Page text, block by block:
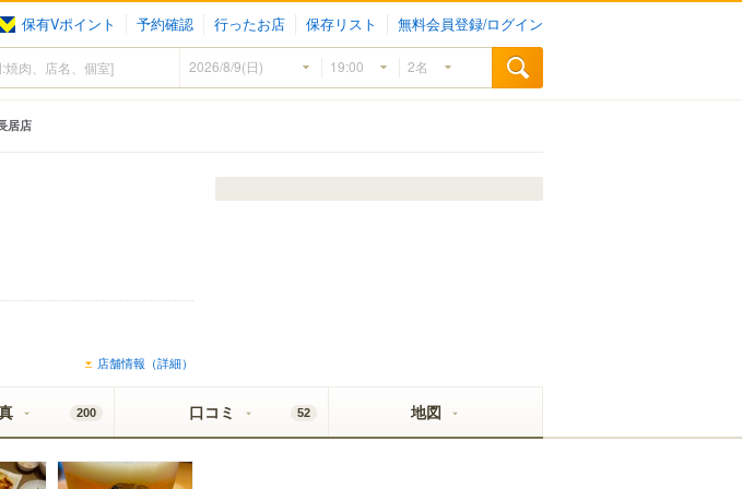
保有Vポイント 予約確認 行ったお店 保存リスト 無料会員登録/ログイン
居店
店舗情報（詳細）
200 口コミ 52 地図